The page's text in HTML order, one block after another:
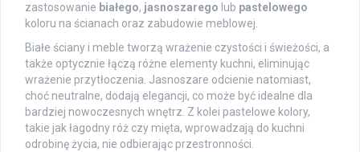
zastosowanie białego, jasnoszarego lub pastelowego
koloru na ścianach oraz zabudowie meblowej.
Białe ściany i meble tworzą wrażenie czystości i świeżości, a
także optycznie łączą różne elementy kuchni, eliminując
wrażenie przytłoczenia. Jasnoszare odcienie natomiast,
choć neutralne, dodają elegancji, co może być idealne dla
bardziej nowoczesnych wnętrz. Z kolei pastelowe kolory,
takie jak łagodny róż czy mięta, wprowadzają do kuchni
odrobinę życia, nie odbierając przestronności.